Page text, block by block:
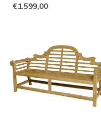
€1.599,00